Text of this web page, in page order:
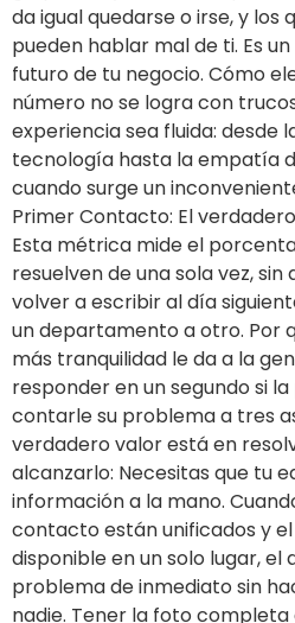
da igual quedarse o irse, y los
pueden hablar mal de ti. Es
futuro de tu negocio. Cómo
número no se logra con
experiencia sea fluida: desde
tecnología hasta la empatía
cuando surge un
Primer Contacto: El
Esta métrica mide el
resuelven de una sola vez,
volver a escribir al día
un departamento a otro. Por
más tranquilidad le da a la
responder en un segundo si
contarle su problema a tres
verdadero valor está en
alcanzarlo: Necesitas que tu
información a la mano.
contacto están unificados y
disponible en un solo lugar, el
problema de inmediato sin
nadie. Tener la foto